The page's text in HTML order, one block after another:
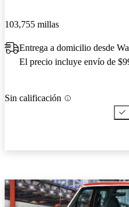
103,755 millas
Entrega a domicilio desde
El precio incluye envío de
Sin calificación